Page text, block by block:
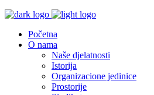
Početna
O nama
Naše djelatnosti
Istorija
Organizacione jedinice
Prostorije